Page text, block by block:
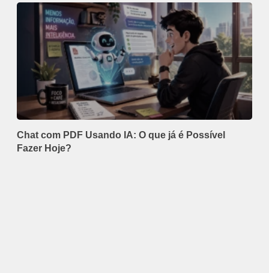
Chat com PDF Usando IA: O que já é Possível
Fazer Hoje?